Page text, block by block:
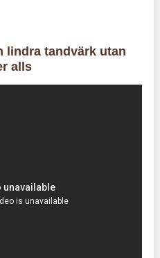
lindra tandvärk utan
alls